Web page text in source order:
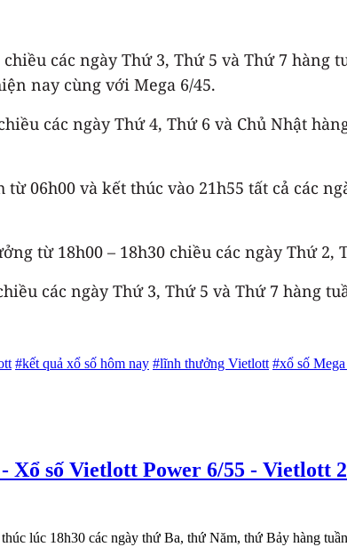
các ngày Thứ 3, Thứ 5 và Thứ 7
nay cùng với Mega 6/45.
các ngày Thứ 4, Thứ 6 và Chủ Nhật
06h00 và kết thúc vào 21h55 tất cả các
từ 18h00 – 18h30 chiều các ngày Thứ 2,
các ngày Thứ 3, Thứ 5 và Thứ 7 hàng
#kết quả xổ số hôm nay #lĩnh thưởng Vietlott #xổ số
Xổ số Vietlott Power 6/55 - Vietlott
lúc 18h30 các ngày thứ Ba, thứ Năm, thứ Bảy hàng